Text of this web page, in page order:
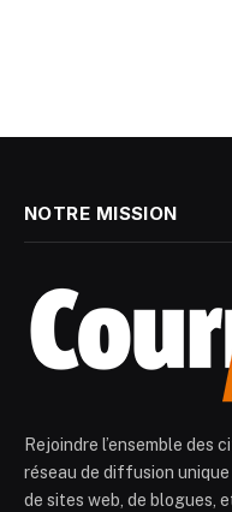
NOTRE MISSION
Rejoindre l’ensemble des
réseau de diffusion
de sites web, de blogues,